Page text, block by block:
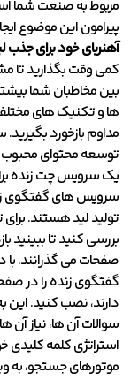
مربوط به صنعت شما
پیرامون این موضوع
آهنربای خود برای جذب
کمی وقت بگذارید تا
بین مخاطبان شما
ها و تکنیک های مختلف
مداوم بازخورد
توسعه محتوای
یک سرویس چت زنده
سرویس های گفتگوی
تولید لید هستند.
بررسی کنید تا ببینید
صفحات می گذرانند. با
گفتگوی زنده را در
دارند، نصب کنید.
سوالات آن ها، نیاز آن
استراتژی کلمه
موتورهای جستجو، به